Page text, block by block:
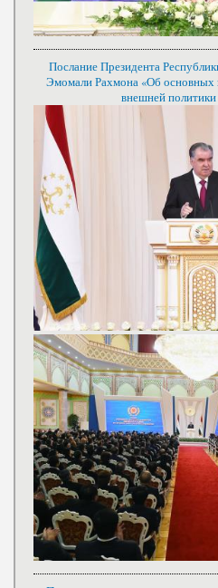
Послание Президента
Эмомали Рахмона «Об основных
внешней